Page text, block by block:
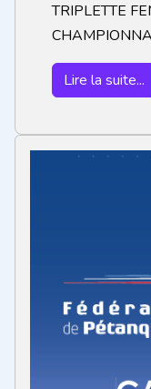
TRIPLETTE
Lire la suite...